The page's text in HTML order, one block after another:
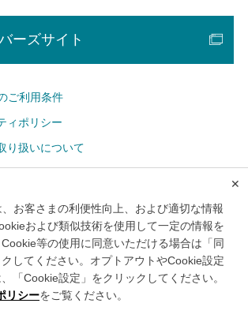
ーズサイト
ご利用条件
ィポリシー
り扱いについて
お客さまの利便性向上、および適切な情報
および類似技術を使用して一定の情報を
等の使用に同意いただける場合は「同
してください。オプトアウトやCookie設定
「Cookie設定」をクリックしてください。
リシーをご覧ください。
✕